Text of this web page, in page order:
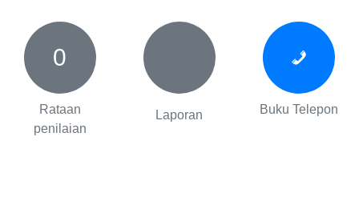
0
Rataan
penilaian
Laporan Buku Telepon